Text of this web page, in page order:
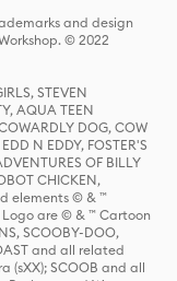
and design
© 2022
STEVEN
AQUA TEEN
DOG, COW
N EDDY, FOSTER'S
OF BILLY
CHICKEN,
elements © & ™
Logo are © & ™ Cartoon
SCOOBY-DOO,
and all related
(sXX); SCOOB and all